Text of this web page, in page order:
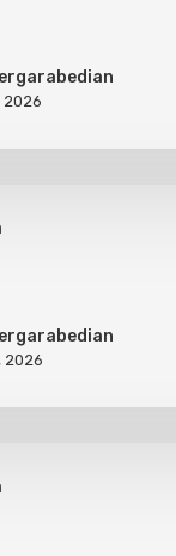
2026
2026